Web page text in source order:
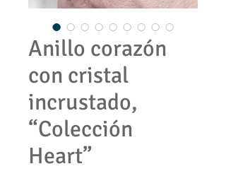
Anillo corazón
con cristal
incrustado,
“Colección
Heart”